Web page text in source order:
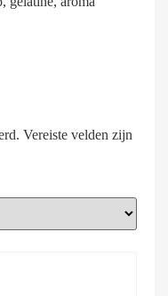
Vereiste velden zijn